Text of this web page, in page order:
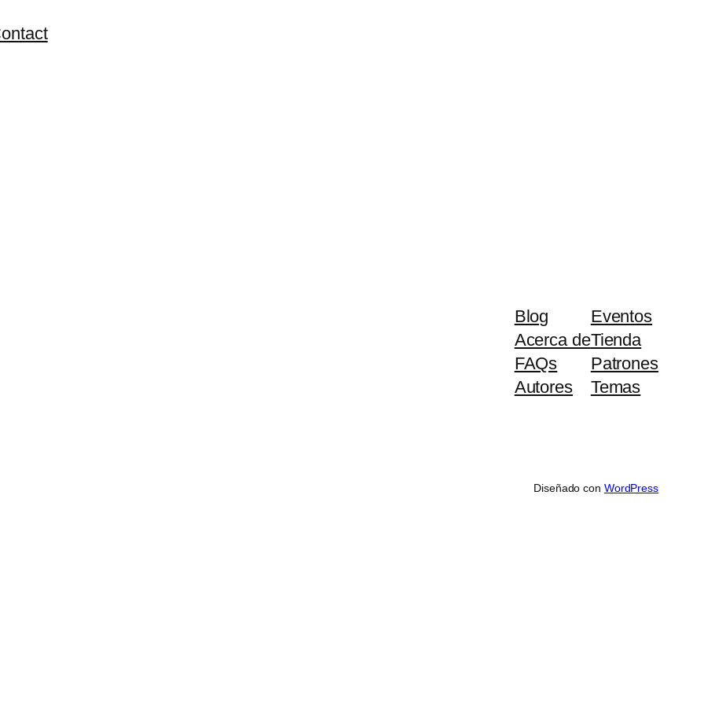
Blog
Acerca de
FAQs
Autores
Eventos
Tienda
Patrones
Temas
Diseñado con WordPress